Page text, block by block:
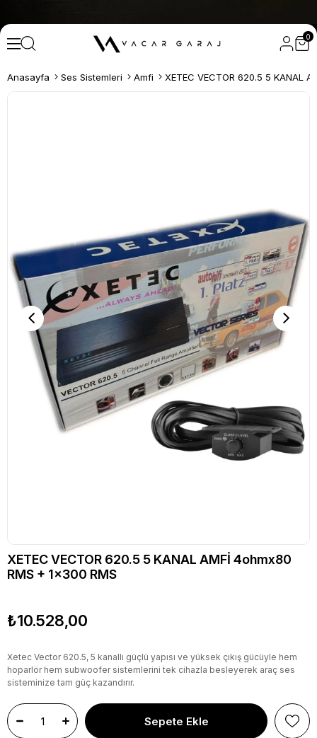
0
Anasayfa Ses Sistemleri Amfi
XETEC VECTOR 620.5 5 KANAL AMFİ 4ohmx80
RMS + 1x300 RMS
₺10.528,00
Xetec Vector 620.5, 5 kanallı güçlü yapısı ve yüksek çıkış gücüyle hem
hoparlör hem subwoofer sistemlerini tek cihazla besleyerek araç ses
sisteminize tam güç kazandırır.